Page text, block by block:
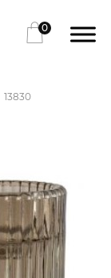
0
13830